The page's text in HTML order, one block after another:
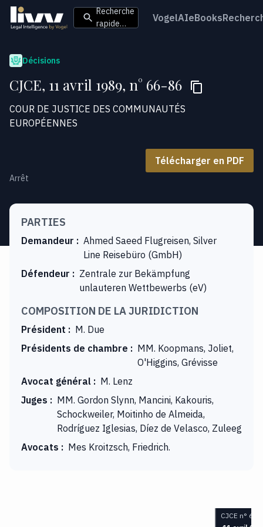
Recherche
rapide…
VogelAIeBooks
Décisions
CJCE, 11 avril 1989, n° 66-86
COUR DE JUSTICE DES COMMUNAUTÉS
EUROPÉENNES
Télécharger en PDF
Arrêt
PARTIES
Demandeur : Ahmed Saeed Flugreisen, Silver
Line Reisebüro (GmbH)
Défendeur : Zentrale zur Bekämpfung
unlauteren Wettbewerbs (eV)
COMPOSITION DE LA JURIDICTION
Président : M. Due
Présidents de chambre : MM. Koopmans, Joliet,
O'Higgins, Grévisse
Avocat général : M. Lenz
Juges : MM. Gordon Slynn, Mancini, Kakouris,
Schockweiler, Moitinho de Almeida,
Rodríguez Iglesias, Díez de Velasco, Zuleeg
Avocats : Mes Kroitzsch, Friedrich.
CJCE n° 66-